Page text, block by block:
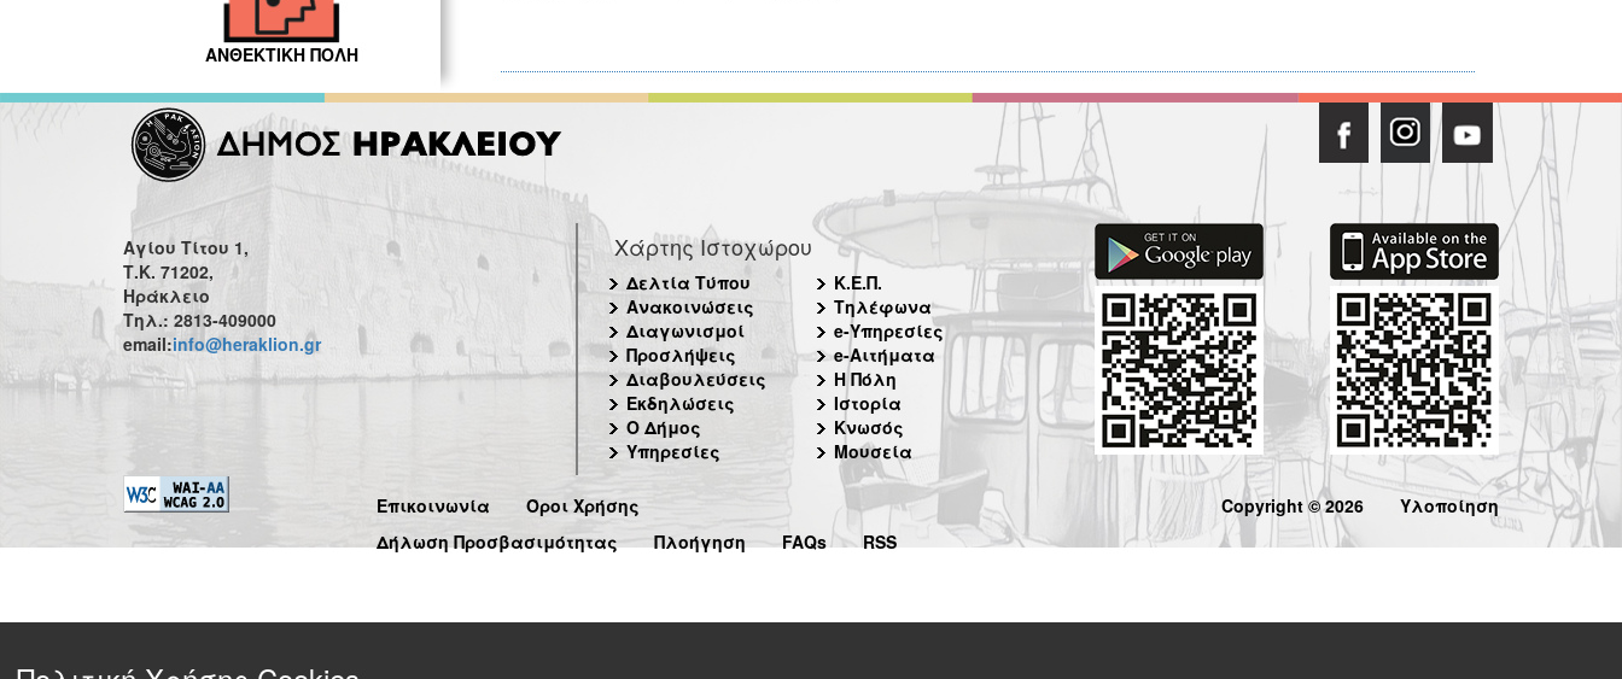
ΑΝΘΕΚΤΙΚΗ ΠΟΛΗ
Αγίου Τίτου 1,
Τ.Κ. 71202,
Ηράκλειο
Τηλ.: 2813-409000
email:info@heraklion.gr
Χάρτης Ιστοχώρου
Δελτία Τύπου
Ανακοινώσεις
Διαγωνισμοί
Προσλήψεις
Διαβουλεύσεις
Εκδηλώσεις
Ο Δήμος
Υπηρεσίες
Κ.Ε.Π.
Τηλέφωνα
e-Υπηρεσίες
e-Αιτήματα
Η Πόλη
Ιστορία
Κνωσός
Μουσεία
Επικοινωνία
Όροι Χρήσης
Δήλωση Προσβασιμότητας
Πλοήγηση FAQs RSS
Copyright © 2026 Υλοποίηση